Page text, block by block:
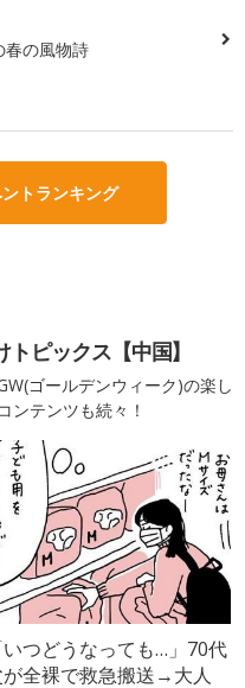
春の風物詩
トランキング
ピックス【中国】
ゴールデンウィーク)の楽し
ンテンツも続々！
いつどうなっても…」70代
全裸で救急搬送→大人